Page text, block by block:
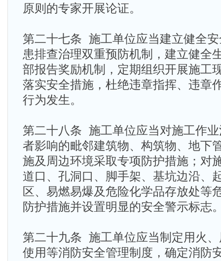
原则的专家开展论证。
第二十七条 施工单位应当建立健全
患排查治理双重预防机制，建立健全
部报告奖励机制，定期组织开展施工
落实安全措施，杜绝违章指挥、违章
行为发生。
第二十八条 施工单位应当对施工作
者影响的毗邻建筑物、构筑物、地下
施及周边环境采取专项防护措施；对
道口、孔洞口、脚手架、基坑边沿、
区、易燃易爆及危险化学品存放处等
防护措施并设置明显的安全警示标志
第二十九条 施工单位应当制定用火
使用等消防安全管理制度，确定消防